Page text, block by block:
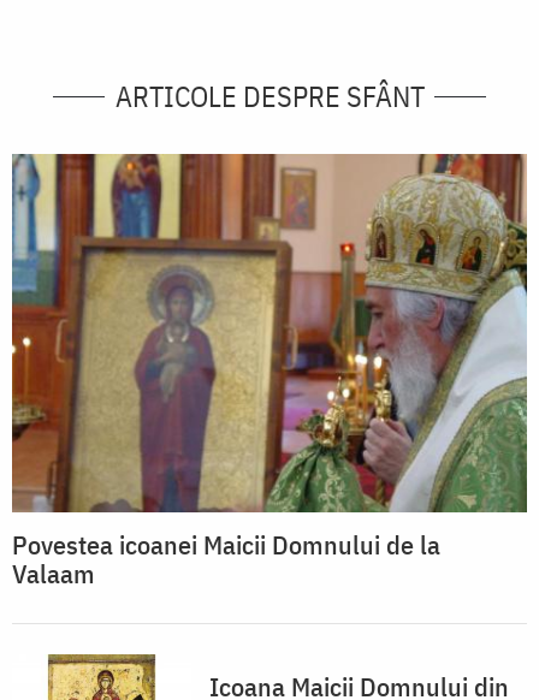
ARTICOLE DESPRE SFÂNT
Povestea icoanei Maicii Domnului de la
Valaam
Icoana Maicii Domnului din